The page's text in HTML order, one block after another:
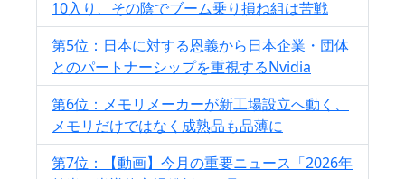
10入り、その陰でブーム乗り損ね組は苦戦
第5位：日本に対する恩義から日本企業・団体
とのパートナーシップを重視するNvidia
第6位：メモリメーカーが新工場設立へ動く、
メモリだけではなく成熟品も品薄に
第7位：【動画】今月の重要ニュース「2026年